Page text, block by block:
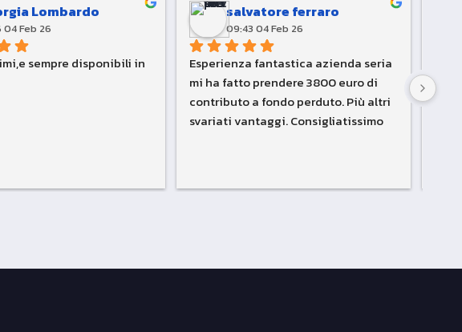
Lombardo
04 Feb 26
sempre disponibili in
salvatore ferraro
09:43 04 Feb 26
Esperienza fantastica azienda seria
mi ha fatto prendere 3800 euro di
contributo a fondo perduto. Più altri
svariati vantaggi. Consigliatissimo
stati